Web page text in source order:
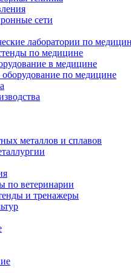
сети
лаборатории по
по медицине
в медицине
по медицине
металлов и сплавов
по ветеринарии
и тренажеры